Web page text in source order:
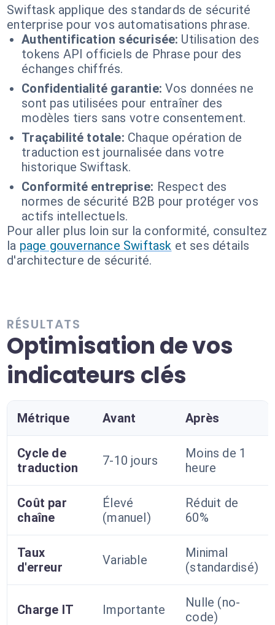
Swiftask applique des standards de sécurité
enterprise pour vos automatisations phrase.
Authentification sécurisée: Utilisation des
tokens API officiels de Phrase pour des
échanges chiffrés.
Confidentialité garantie: Vos données ne
sont pas utilisées pour entraîner des
modèles tiers sans votre consentement.
Traçabilité totale: Chaque opération de
traduction est journalisée dans votre
historique Swiftask.
Conformité entreprise: Respect des
normes de sécurité B2B pour protéger vos
actifs intellectuels.
Pour aller plus loin sur la conformité, consultez
la page gouvernance Swiftask et ses détails
d'architecture de sécurité.
RÉSULTATS
Optimisation de vos
indicateurs clés
Métrique Avant Après
Cycle de
traduction
7-10 jours
Moins de 1
heure
Coût par
chaîne
Élevé
(manuel)
Réduit de
60%
Taux
d'erreur
Variable
Minimal
(standardisé)
Charge IT Importante
Nulle (no-
code)